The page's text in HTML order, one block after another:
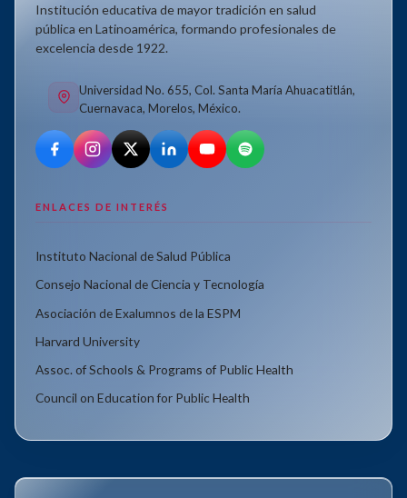
Institución educativa de mayor tradición en salud
pública en Latinoamérica, formando profesionales de
excelencia desde 1922.
Universidad No. 655, Col. Santa María Ahuacatitlán,
Cuernavaca, Morelos, México.
ENLACES DE INTERÉS
Instituto Nacional de Salud Pública
Consejo Nacional de Ciencia y Tecnología
Asociación de Exalumnos de la ESPM
Harvard University
Assoc. of Schools & Programs of Public Health
Council on Education for Public Health